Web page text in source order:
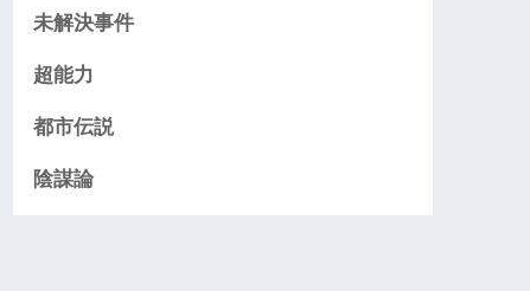
未解決事件
超能力
都市伝説
陰謀論